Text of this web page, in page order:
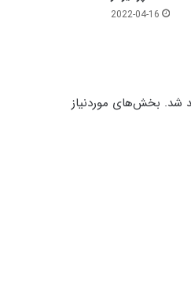
2022-04-16
شد. بخش‌های موردنیاز